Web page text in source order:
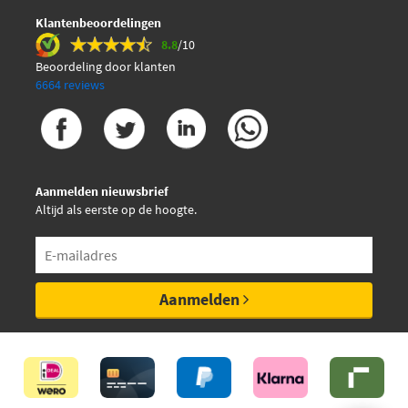
Maxgear 19-0870
NK 224572
Nipparts J3602122
Pagid T1531N
Pagid T1531N-54419N-00
Quaro QP5456 € 32,26
Quaro QP5456C € 42,05
Klantenbeoordelingen
8.8/10
Beoordeling door klanten
6664 reviews
Aanmelden nieuwsbrief
Altijd als eerste op de hoogte.
Aanmelden